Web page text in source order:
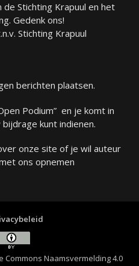
de Stichting Krapuul en het
Gedenk ons!
Stichting Krapuul
berichten plaatsen.
Podium” en je komt in
kunt indienen.
onze site of je wil auteur
ons opnemen
Commons Naamsvermelding 4.0